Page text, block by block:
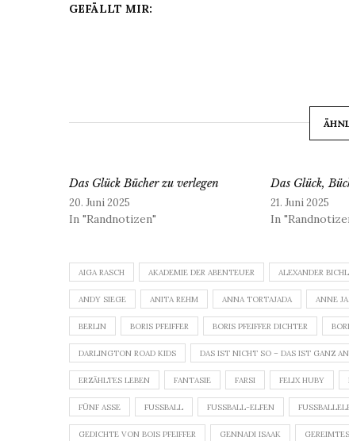
GEFÄLLT MIR:
Das Glück Bücher zu verlegen
20. Juni 2025
In "Randnotizen"
Das Glück,
21. Juni 2025
In
AIGA RASCH AKADEMIE DER ABENTEUER ALEXANDER
ANDY SIEGE ANITA REHM ANNA TORTAJADA ANNE
BERLIN BORIS PFEIFFER BORIS PFEIFFER DICHTER
DARLINGTON ROAD KIDS DAS IST NICHT SO – DAS IST GANZ
ERZÄHLTES LEBEN FANTASIE FARSI FELIX HUBY
FÜNF ASSE FUSSBALL FUSSBALL-ELFEN
GEDICHTE VON BOIS PFEIFFER GENNADI ISAAK